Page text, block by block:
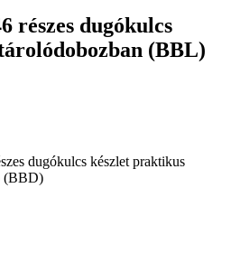
részes dugókulcs
(BBL)
dugókulcs készlet praktikus
(BBD)